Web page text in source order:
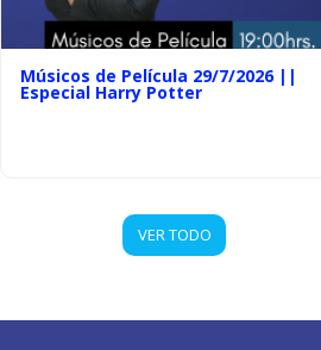
Músicos de Película 29/7/2026 ||
Especial Harry Potter
VER TODO